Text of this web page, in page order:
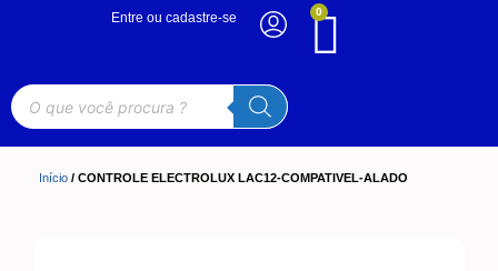
0
Entre ou cadastre-se
Início / CONTROLE ELECTROLUX LAC12-COMPATIVEL-ALADO